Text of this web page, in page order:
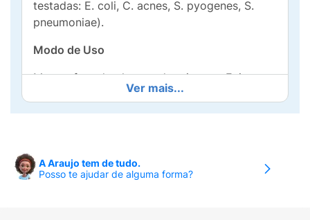
testadas: E. coli, C. acnes, S. pyogenes, S.
pneumoniae).
Modo de Uso
Manter fora do alcance de crianças. Evite
contato com os olhos. Havendo irritação ou
sensibilidade, suspenda o uso e consulte um
Benefícios
Elimina 99,9% das bactérias (bactérias
Ver mais...
A Araujo tem de tudo.
Posso te ajudar de alguma forma?